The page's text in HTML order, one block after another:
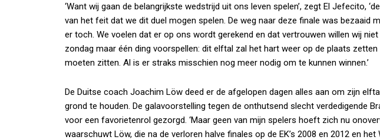
‘Want wij gaan de belangrijkste wedstrijd uit ons leven spelen’, zegt El Jefecito, ‘de
van het feit dat we dit duel mogen spelen. De weg naar deze finale was bezaaid
er toch. We voelen dat er op ons wordt gerekend en dat vertrouwen willen wij
zondag maar één ding voorspellen: dit elftal zal het hart weer op de plaats zetten
moeten zitten. Al is er straks misschien nog meer nodig om te kunnen winnen.’
De Duitse coach Joachim Löw deed er de afgelopen dagen alles aan om zijn
grond te houden. De galavoorstelling tegen de onthutsend slecht verdedigende
voor een favorietenrol gezorgd. ‘Maar geen van mijn spelers hoeft zich nu
waarschuwt Löw, die na de verloren halve finales op de EK’s 2008 en 2012 en het